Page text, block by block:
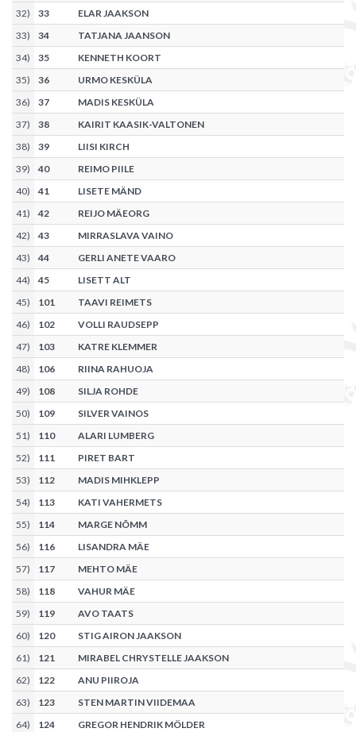
32) 33
ELAR JAAKSON
33) 34
TATJANA JAANSON
34) 35
KENNETH KOORT
35) 36
URMO KESKÜLA
36) 37
MADIS KESKÜLA
37) 38
KAIRIT KAASIK-VALTONEN
38) 39
LIISI KIRCH
39) 40
REIMO PIILE
40) 41
LISETE MÄND
41) 42
REIJO MÄEORG
42) 43
MIRRASLAVA VAINO
43) 44
GERLI ANETE VAARO
44) 45
LISETT ALT
45) 101
TAAVI REIMETS
46) 102
VOLLI RAUDSEPP
47) 103
KATRE KLEMMER
48) 106
RIINA RAHUOJA
49) 108
SILJA ROHDE
50) 109
SILVER VAINOS
51) 110
ALARI LUMBERG
52) 111
PIRET BART
53) 112
MADIS MIHKLEPP
54) 113
KATI VAHERMETS
55) 114
MARGE NÕMM
56) 116
LISANDRA MÄE
57) 117
MEHTO MÄE
58) 118
VAHUR MÄE
59) 119
AVO TAATS
60) 120
STIG AIRON JAAKSON
61) 121
MIRABEL CHRYSTELLE JAAKSON
62) 122
ANU PIIROJA
63) 123
STEN MARTIN VIIDEMAA
64) 124 GREGOR HENDRIK MÖLDER